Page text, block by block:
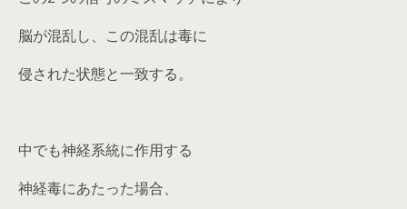
脳が混乱し、この混乱は毒に
侵された状態と一致する。
中でも神経系統に作用する
神経毒にあたった場合、